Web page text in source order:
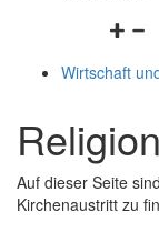
und
Wirtschaft
Auf dieser Seite
Kirchenaustritt zu